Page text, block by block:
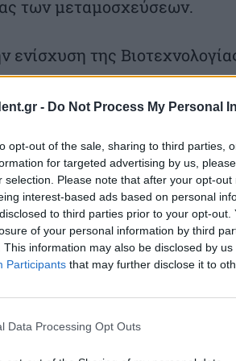
- Do Not Process My Personal
opt-out of the sale, sharing to third parties,
for targeted advertising by us,
selection. Please note that after your opt-
interest-based ads based on personal
to third parties prior to your opt-
of your personal information by third
This information may also be disclosed by
Participants that may further disclose it to
Data Processing Opt Outs
των μεταμοσχεύσεων.
ενίσχυση της
πως η Ελλάδα
βασική στρατηγική
θέσης στη
«Σε μια εποχή
δεν αποτελεί μόνο
αλλά και κρίσιμο πυλώνα
και της
εξήγησε πως, ενώ η
έρευνα και να
αριστείας και
τελικά να αναπτύσσονται, να